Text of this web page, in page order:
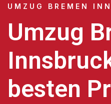
UMZUG BREMEN
Umzug
besten